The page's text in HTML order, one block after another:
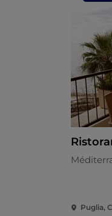
Puglia,